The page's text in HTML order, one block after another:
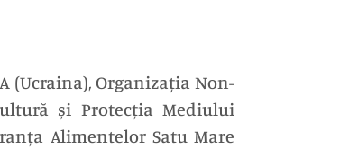
(Ucraina), Organizația Non-
și Protecția Mediului
Alimentelor Satu Mare